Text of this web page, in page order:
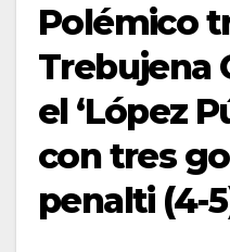
Polémico
Trebujena
el ‘López
con tres
penalti (4-